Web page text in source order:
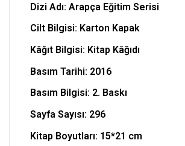
Dizi Adı: Arapça Eğitim Serisi
Cilt Bilgisi: Karton Kapak
Kâğıt Bilgisi: Kitap Kâğıdı
Basım Tarihi: 2016
Basım Bilgisi: 2. Baskı
Sayfa Sayısı: 296
Kitap Boyutları: 15*21 cm